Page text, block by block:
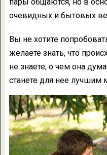
пары общаются, но в
очевидных и бытовых
Вы не хотите
желаете знать, что
не знаете, о чем она
станете для нее лучшим